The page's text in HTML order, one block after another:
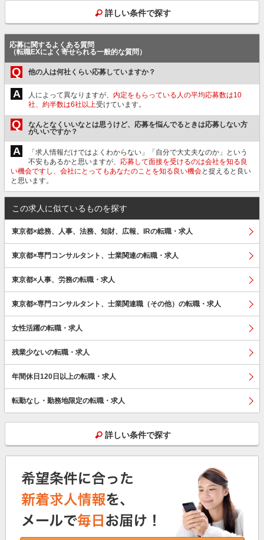
詳しい条件で探す
応募に関するよくある質問
（転職EXによく寄せられる一般的な質問）
Q 他の人は何社くらい応募していますか？
A 人によって異なりますが、 内定をもらっている人の平均応募数は10
社、約半数は6社以上受けています。
Q
なんとなくいいなとは思うけど、応募を悩んでるときは応募しない方
がいいですか？
A
「求人情報だけではよくわからない」「自分で大丈夫なのか」という
不安もあるかと思いますが、 応募して面接を受けるのは会社を知る良
い機会ですし、会社にとってもあなたのことを知る良い機会と捉えると良い
と思います。
この求人に似ているものを探す
東京都×総務、人事、法務、知財、広報、IRの転職・求人
東京都×専門コンサルタント、士業関連の転職・求人
東京都×人事、労務の転職・求人
東京都×専門コンサルタント、士業関連職（その他）の転職・求人
女性活躍の転職・求人
残業少ないの転職・求人
年間休日120日以上の転職・求人
転勤なし・勤務地限定の転職・求人
詳しい条件で探す